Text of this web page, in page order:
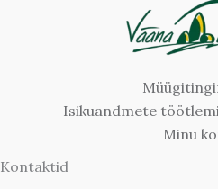
Isikuandmete
Minu
Kontaktid